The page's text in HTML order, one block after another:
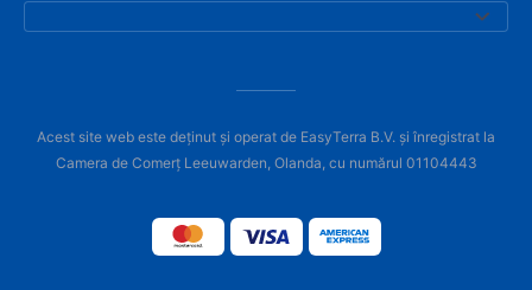
Acest site web este deținut și operat de EasyTerra B.V. și înregistrat la
Camera de Comerț Leeuwarden, Olanda, cu numărul 01104443